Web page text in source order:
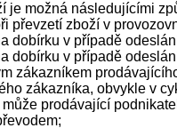
je možná následujícími
převzetí zboží v
dobírku v případě
dobírku v případě
zákazníkem
zákazníka, obvykle v
prodávající